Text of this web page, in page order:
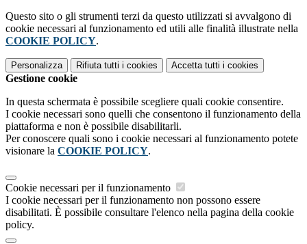
Questo sito o gli strumenti terzi da questo utilizzati si avvalgono di
cookie necessari al funzionamento ed utili alle finalità illustrate nella
COOKIE POLICY.
Personalizza Rifiuta tutti i cookies Accetta tutti i cookies
Gestione cookie
In questa schermata è possibile scegliere quali cookie consentire.
I cookie necessari sono quelli che consentono il funzionamento della
piattaforma e non è possibile disabilitarli.
Per conoscere quali sono i cookie necessari al funzionamento potete
visionare la COOKIE POLICY.
Cookie necessari per il funzionamento
I cookie necessari per il funzionamento non possono essere
disabilitati. È possibile consultare l'elenco nella pagina della cookie
policy.